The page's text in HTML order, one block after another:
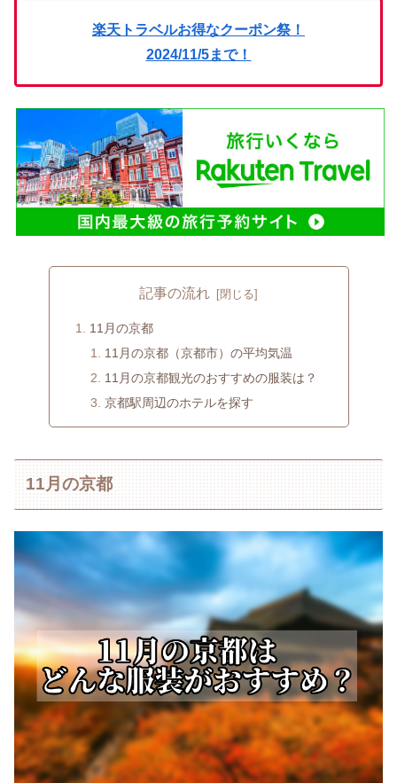
楽天トラベルお得なクーポン祭！
2024/11/5まで！
記事の流れ
11月の京都
11月の京都（京都市）の平均気温
11月の京都観光のおすすめの服装は？
京都駅周辺のホテルを探す
11月の京都